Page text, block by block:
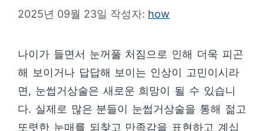
2025년 09월 23일 작성자: how
나이가 들면서 눈꺼풀 처짐으로 인해 더욱 피곤
해 보이거나 답답해 보이는 인상이 고민이시라
면, 눈썹거상술은 새로운 희망이 될 수 있습니
다. 실제로 많은 분들이 눈썹거상술을 통해 젊고
또렷한 눈매를 되찾고 만족감을 표현하고 계십